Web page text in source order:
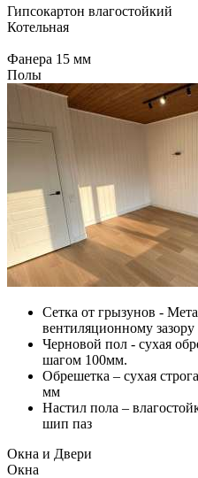
Гипсокартон влагостойкий
Котельная
Фанера 15 мм
Полы
Сетка от грызунов -
вентиляционному зазору
Черновой пол - сухая
шагом 100мм.
Обрешетка – сухая
мм
Настил пола –
шип паз
Окна и Двери
Окна